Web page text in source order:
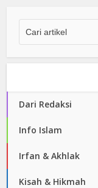
Dari Redaksi
Info Islam
Irfan & Akhlak
Kisah & Hikmah